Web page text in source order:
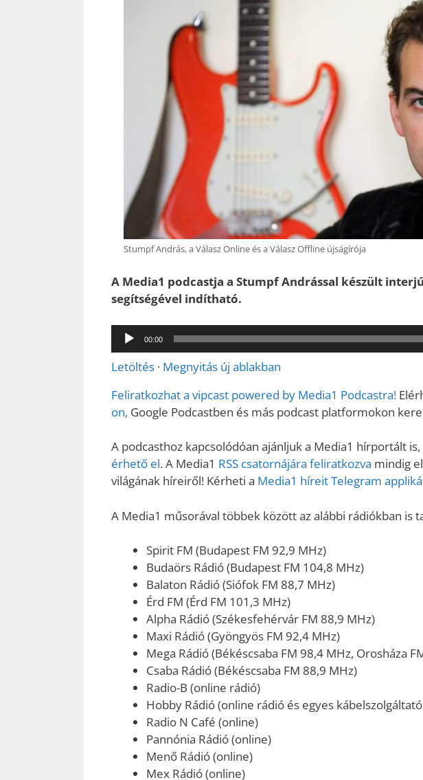
Stumpf András, a Válasz Online és a Válasz Offline újságírója
A Media1 podcastja a Stumpf Andrással készült
segítségével indítható.
Audió
lejátszó
00:00
Letöltés · Megnyitás új ablakban
Feliratkozhat a vipcast powered by Media1 Podcastra!
on, Google Podcastben és más podcast platformokon
A podcasthoz kapcsolódóan ajánljuk a Media1 hírportált
érhető el. A Media1 RSS csatornájára feliratkozva mindig
világának híreiről! Kérheti a Media1 híreit Telegram
A Media1 műsorával többek között az alábbi rádiókban is
Spirit FM (Budapest FM 92,9 MHz)
Budaörs Rádió (Budapest FM 104,8 MHz)
Balaton Rádió (Siófok FM 88,7 MHz)
Érd FM (Érd FM 101,3 MHz)
Alpha Rádió (Székesfehérvár FM 88,9 MHz)
Maxi Rádió (Gyöngyös FM 92,4 MHz)
Mega Rádió (Békéscsaba FM 98,4 MHz, Orosháza
Csaba Rádió (Békéscsaba FM 88,9 MHz)
Radio-B (online rádió)
Hobby Rádió (online rádió és egyes
Radio N Café (online)
Pannónia Rádió (online)
Menő Rádió (online)
Mex Rádió (online)